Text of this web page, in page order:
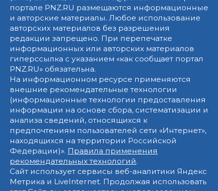
портале PNZ.RU размещаются информационные
и авторские материалы. Любое использование
авторских материалов без разрешения
редакции запрещено. При перепечатке
информационных или авторских материалов
гиперссылка с указанием «как сообщает портал
PNZ.RU» обязательна.
На информационном ресурсе применяются
внешние рекомендательные технологии
(информационные технологии предоставления
информации на основе сбора, систематизации и
анализа сведений, относящихся к
предпочтениям пользователей сети «Интернет»,
находящихся на территории Российской
Федерации)». Правила применения
рекомендательных технологий.
Сайт использует сервисы веб-аналитики Яндекс
Метрика и LiveInternet. Продолжая использовать